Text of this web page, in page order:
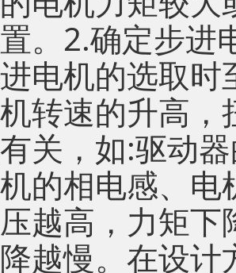
。2.确定步进
电机的选取
转速的升高
关，如:驱动
的相电感、
越高，力矩
越慢。在设